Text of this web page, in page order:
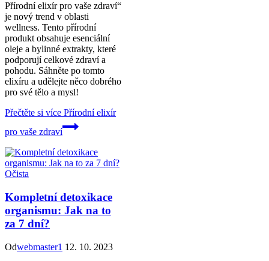
Přírodní elixír pro vaše zdraví“
je nový trend v oblasti
wellness. Tento přírodní
produkt obsahuje esenciální
oleje a bylinné extrakty, které
podporují celkové zdraví a
pohodu. Sáhněte po tomto
elixíru a udělejte něco dobrého
pro své tělo a mysl!
Přečtěte si více Přírodní elixír
pro vaše zdraví
Očista
Kompletní detoxikace
organismu: Jak na to
za 7 dní?
Odwebmaster1 12. 10. 2023